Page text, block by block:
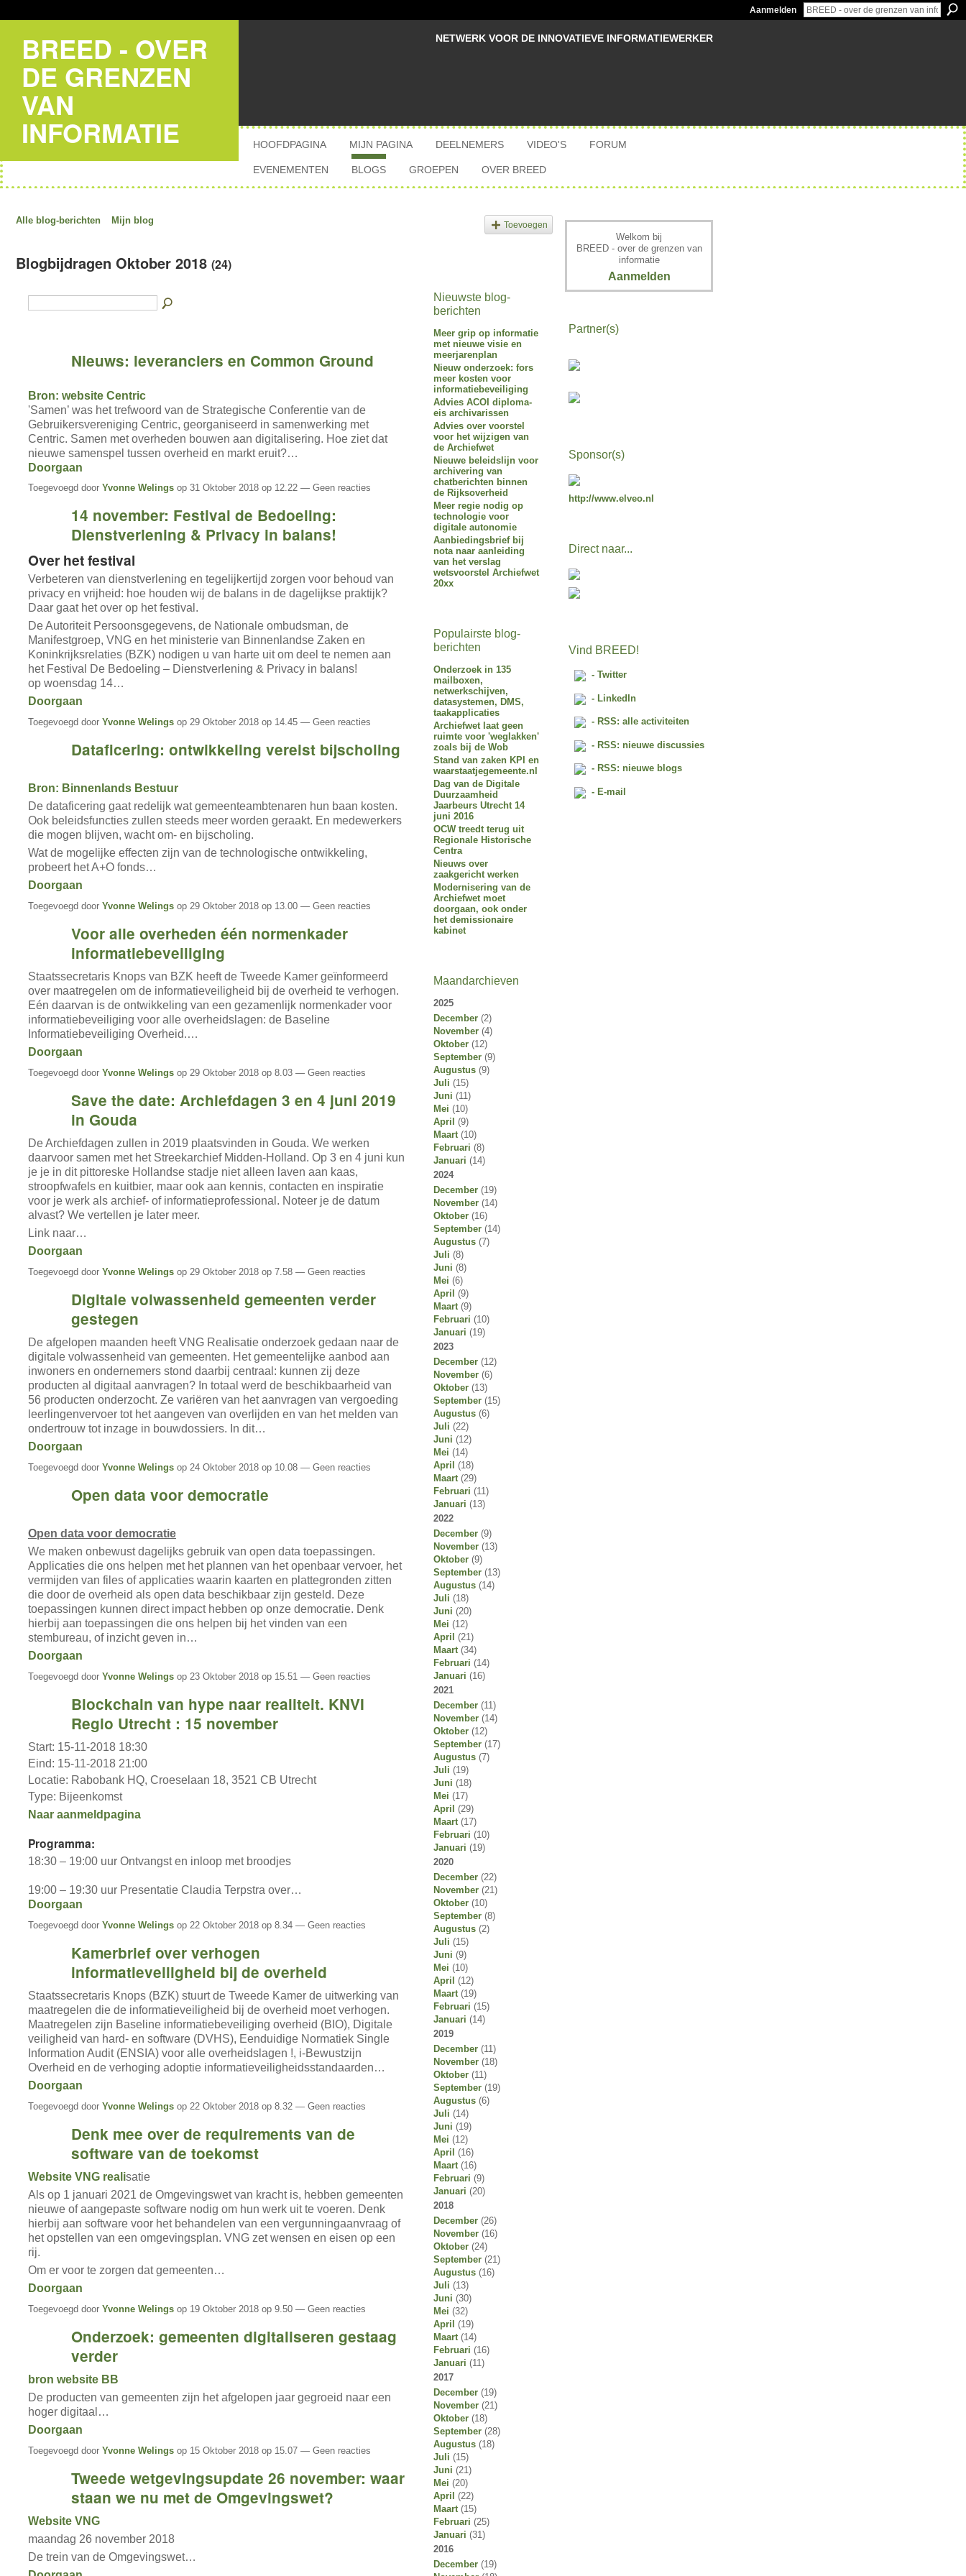
Aanmelden
BREED - OVER
DE GRENZEN
VAN
INFORMATIE
NETWERK VOOR DE INNOVATIEVE INFORMATIEWERKER
HOOFDPAGINA MIJN PAGINA DEELNEMERS VIDEO'S FORUM
EVENEMENTEN BLOGS GROEPEN OVER BREED
Alle blog-berichten Mijn blog Toevoegen
Blogbijdragen Oktober 2018 (24)
Nieuws: leveranciers en Common Ground
Bron: website Centric
'Samen’ was het trefwoord van de Strategische Conferentie van de
Gebruikersvereniging Centric, georganiseerd in samenwerking met
Centric. Samen met overheden bouwen aan digitalisering. Hoe ziet dat
nieuwe samenspel tussen overheid en markt eruit?…
Doorgaan
Toegevoegd door Yvonne Welings op 31 Oktober 2018 op 12.22 — Geen reacties
14 november: Festival de Bedoeling:
Dienstverlening & Privacy in balans!
Over het festival
Verbeteren van dienstverlening en tegelijkertijd zorgen voor behoud van
privacy en vrijheid: hoe houden wij de balans in de dagelijkse praktijk?
Daar gaat het over op het festival.
De Autoriteit Persoonsgegevens, de Nationale ombudsman, de
Manifestgroep, VNG en het ministerie van Binnenlandse Zaken en
Koninkrijksrelaties (BZK) nodigen u van harte uit om deel te nemen aan
het Festival De Bedoeling – Dienstverlening & Privacy in balans!
op woensdag 14…
Doorgaan
Toegevoegd door Yvonne Welings op 29 Oktober 2018 op 14.45 — Geen reacties
Dataficering: ontwikkeling vereist bijscholing
Bron: Binnenlands Bestuur
De dataficering gaat redelijk wat gemeenteambtenaren hun baan kosten.
Ook beleidsfuncties zullen steeds meer worden geraakt. En medewerkers
die mogen blijven, wacht om- en bijscholing.
Wat de mogelijke effecten zijn van de technologische ontwikkeling,
probeert het A+O fonds…
Doorgaan
Toegevoegd door Yvonne Welings op 29 Oktober 2018 op 13.00 — Geen reacties
Voor alle overheden één normenkader
informatiebeveiliging
Staatssecretaris Knops van BZK heeft de Tweede Kamer geïnformeerd
over maatregelen om de informatieveiligheid bij de overheid te verhogen.
Eén daarvan is de ontwikkeling van een gezamenlijk normenkader voor
informatiebeveiliging voor alle overheidslagen: de Baseline
Informatiebeveiliging Overheid.…
Doorgaan
Toegevoegd door Yvonne Welings op 29 Oktober 2018 op 8.03 — Geen reacties
Save the date: Archiefdagen 3 en 4 juni 2019
in Gouda
De Archiefdagen zullen in 2019 plaatsvinden in Gouda. We werken
daarvoor samen met het Streekarchief Midden-Holland. Op 3 en 4 juni kun
je je in dit pittoreske Hollandse stadje niet alleen laven aan kaas,
stroopfwafels en kuitbier, maar ook aan kennis, contacten en inspiratie
voor je werk als archief- of informatieprofessional. Noteer je de datum
alvast? We vertellen je later meer.
Link naar…
Doorgaan
Toegevoegd door Yvonne Welings op 29 Oktober 2018 op 7.58 — Geen reacties
Digitale volwassenheid gemeenten verder
gestegen
De afgelopen maanden heeft VNG Realisatie onderzoek gedaan naar de
digitale volwassenheid van gemeenten. Het gemeentelijke aanbod aan
inwoners en ondernemers stond daarbij centraal: kunnen zij deze
producten al digitaal aanvragen? In totaal werd de beschikbaarheid van
56 producten onderzocht. Ze variëren van het aanvragen van vergoeding
leerlingenvervoer tot het aangeven van overlijden en van het melden van
ondertrouw tot inzage in bouwdossiers. In dit…
Doorgaan
Toegevoegd door Yvonne Welings op 24 Oktober 2018 op 10.08 — Geen reacties
Open data voor democratie
Open data voor democratie
We maken onbewust dagelijks gebruik van open data toepassingen.
Applicaties die ons helpen met het plannen van het openbaar vervoer, het
vermijden van files of applicaties waarin kaarten en plattegronden zitten
die door de overheid als open data beschikbaar zijn gesteld. Deze
toepassingen kunnen direct impact hebben op onze democratie. Denk
hierbij aan toepassingen die ons helpen bij het vinden van een
stembureau, of inzicht geven in…
Doorgaan
Toegevoegd door Yvonne Welings op 23 Oktober 2018 op 15.51 — Geen reacties
Blockchain van hype naar realiteit. KNVI
Regio Utrecht : 15 november
Start: 15-11-2018 18:30
Eind: 15-11-2018 21:00
Locatie: Rabobank HQ, Croeselaan 18, 3521 CB Utrecht
Type: Bijeenkomst
Naar aanmeldpagina
Programma:
18:30 – 19:00 uur Ontvangst en inloop met broodjes
19:00 – 19:30 uur Presentatie Claudia Terpstra over…
Doorgaan
Toegevoegd door Yvonne Welings op 22 Oktober 2018 op 8.34 — Geen reacties
Kamerbrief over verhogen
informatieveiligheid bij de overheid
Staatssecretaris Knops (BZK) stuurt de Tweede Kamer de uitwerking van
maatregelen die de informatieveiligheid bij de overheid moet verhogen.
Maatregelen zijn Baseline informatiebeveiliging overheid (BIO), Digitale
veiligheid van hard- en software (DVHS), Eenduidige Normatiek Single
Information Audit (ENSIA) voor alle overheidslagen !, i-Bewustzijn
Overheid en de verhoging adoptie informatieveiligheidsstandaarden…
Doorgaan
Toegevoegd door Yvonne Welings op 22 Oktober 2018 op 8.32 — Geen reacties
Denk mee over de requirements van de
software van de toekomst
Website VNG realisatie
Als op 1 januari 2021 de Omgevingswet van kracht is, hebben gemeenten
nieuwe of aangepaste software nodig om hun werk uit te voeren. Denk
hierbij aan software voor het behandelen van een vergunningaanvraag of
het opstellen van een omgevingsplan. VNG zet wensen en eisen op een
rij.
Om er voor te zorgen dat gemeenten…
Doorgaan
Toegevoegd door Yvonne Welings op 19 Oktober 2018 op 9.50 — Geen reacties
Onderzoek: gemeenten digitaliseren gestaag
verder
bron website BB
De producten van gemeenten zijn het afgelopen jaar gegroeid naar een
hoger digitaal…
Doorgaan
Toegevoegd door Yvonne Welings op 15 Oktober 2018 op 15.07 — Geen reacties
Tweede wetgevingsupdate 26 november: waar
staan we nu met de Omgevingswet?
Website VNG
maandag 26 november 2018
De trein van de Omgevingswet…
Nieuwste blog-
berichten
Meer grip op informatie
met nieuwe visie en
meerjarenplan
Nieuw onderzoek: fors
meer kosten voor
informatiebeveiliging
Advies ACOI diploma-
eis archivarissen
Advies over voorstel
voor het wijzigen van
de Archiefwet
Nieuwe beleidslijn voor
archivering van
chatberichten binnen
de Rijksoverheid
Meer regie nodig op
technologie voor
digitale autonomie
Aanbiedingsbrief bij
nota naar aanleiding
van het verslag
wetsvoorstel Archiefwet
20xx
Populairste blog-
berichten
Onderzoek in 135
mailboxen,
netwerkschijven,
datasystemen, DMS,
taakapplicaties
Archiefwet laat geen
ruimte voor 'weglakken'
zoals bij de Wob
Stand van zaken KPI en
waarstaatjegemeente.nl
Dag van de Digitale
Duurzaamheid
Jaarbeurs Utrecht 14
juni 2016
OCW treedt terug uit
Regionale Historische
Centra
Nieuws over
zaakgericht werken
Modernisering van de
Archiefwet moet
doorgaan, ook onder
het demissionaire
kabinet
Maandarchieven
2025
December (2)
November (4)
Oktober (12)
September (9)
Augustus (9)
Juli (15)
Juni (11)
Mei (10)
April (9)
Maart(10)
Februari (8)
Januari (14)
2024
December (19)
November (14)
Oktober (16)
September (14)
Augustus (7)
Juli (8)
Juni (8)
Mei (6)
April (9)
Maart(9)
Februari (10)
Januari (19)
2023
December (12)
November (6)
Oktober (13)
September (15)
Augustus (6)
Juli (22)
Juni (12)
Mei (14)
April (18)
Maart(29)
Februari (11)
Januari (13)
2022
December (9)
November (13)
Oktober (9)
September (13)
Augustus (14)
Juli (18)
Juni (20)
Mei (12)
April (21)
Maart(34)
Februari (14)
Januari (16)
2021
December (11)
November (14)
Oktober (12)
September (17)
Augustus (7)
Juli (19)
Juni (18)
Mei (17)
April (29)
Maart(17)
Februari (10)
Januari (19)
2020
December (22)
November (21)
Oktober (10)
September (8)
Augustus (2)
Juli (15)
Juni (9)
Mei (10)
April (12)
Maart(19)
Februari (15)
Januari (14)
2019
December (11)
November (18)
Oktober (11)
September (19)
Augustus (6)
Juli (14)
Juni (19)
Mei (12)
April (16)
Maart(16)
Februari (9)
Januari (20)
2018
December (26)
November (16)
Oktober (24)
September (21)
Augustus (16)
Juli (13)
Juni (30)
Mei (32)
April (19)
Maart(14)
Februari (16)
Januari (11)
2017
December (19)
November (21)
Oktober (18)
September (28)
Augustus (18)
Juli (15)
Juni (21)
Mei (20)
April (22)
Maart(15)
Februari (25)
Januari (31)
2016
December (19)
Welkom bij
BREED - over de grenzen van
informatie
Aanmelden
Partner(s)
Sponsor(s)
http://www.elveo.nl
Direct naar...
Vind BREED!
- Twitter
- LinkedIn
- RSS: alle activiteiten
- RSS: nieuwe discussies
- RSS: nieuwe blogs
- E-mail